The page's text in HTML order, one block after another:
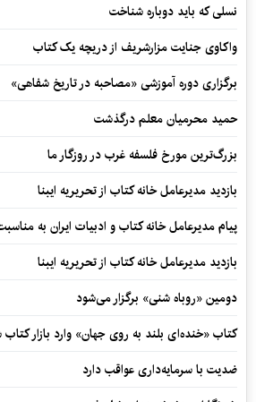
نسلی که باید دوباره شناخت
واکاوی جنایت مزارشریف از دریچه یک کتاب
برگزاری دوره آموزشی «مصاحبه در تاریخ شفاهی»
حمید محرمیان معلم درگذشت
بزرگ‌ترین مورخ فلسفه غرب در روزگار ما
بازدید مدیرعامل خانه کتاب از تحریریه ایبنا
پیام مدیرعامل خانه کتاب و ادبیات ایران به
بازدید مدیرعامل خانه کتاب از تحریریه ایبنا
دومین «روباه شنی» برگزار می‌شود
کتاب «خنده‌ای بلند به روی جهان» وارد بازار
ضدیت با سرمایه‌داری عواقب دارد